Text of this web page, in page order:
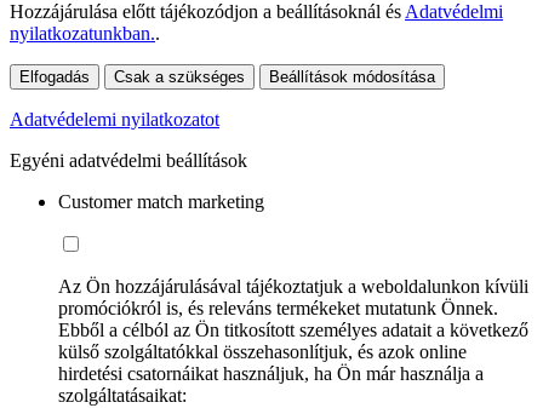
Hozzájárulása előtt tájékozódjon a beállításoknál ésAdatvédelmi
nyilatkozatunkban..
Elfogadás Csak a szükséges Beállítások módosítása
Adatvédelemi nyilatkozatot
Egyéni adatvédelmi beállítások
Customer match marketing
Az Ön hozzájárulásával tájékoztatjuk a weboldalunkon kívüli
promóciókról is, és releváns termékeket mutatunk Önnek.
Ebből a célból az Ön titkosított személyes adatait a következő
külső szolgáltatókkal összehasonlítjuk, és azok online
hirdetési csatornáikat használjuk, ha Ön már használja a
szolgáltatásaikat: